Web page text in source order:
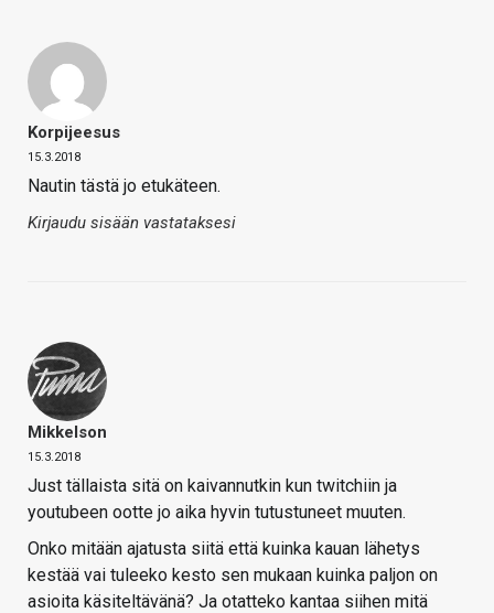
Korpijeesus
15.3.2018
Nautin tästä jo etukäteen.
Kirjaudu sisään vastataksesi
Mikkelson
15.3.2018
Just tällaista sitä on kaivannutkin kun twitchiin ja
youtubeen ootte jo aika hyvin tutustuneet muuten.
Onko mitään ajatusta siitä että kuinka kauan lähetys
kestää vai tuleeko kesto sen mukaan kuinka paljon on
asioita käsiteltävänä? Ja otatteko kantaa siihen mitä